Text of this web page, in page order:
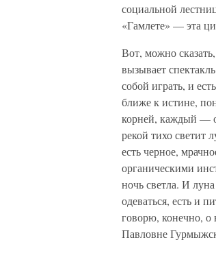
социальной
«Гамлете» — эта
Вот, можно
вызывает
собой играть, и
ближе к истине,
корней, каждый —
рекой тихо светит
есть черное,
органическими
ночь светла. И
одеваться, есть и
говорю, конечно, о
Павловне